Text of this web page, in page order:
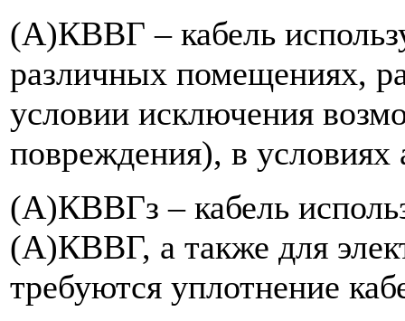
(А)КВВГ – кабель
различных помещениях,
условии исключения
повреждения), в условиях
(А)КВВГз – кабель
(А)КВВГ, а также для
требуются уплотнение